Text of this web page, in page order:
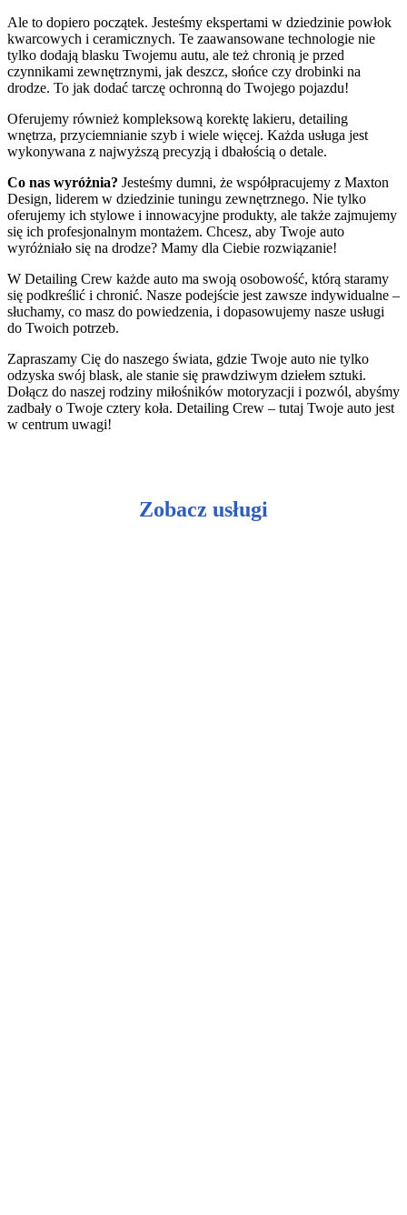
Ale to dopiero początek. Jesteśmy ekspertami w dziedzinie powłok
kwarcowych i ceramicznych. Te zaawansowane technologie nie
tylko dodają blasku Twojemu autu, ale też chronią je przed
czynnikami zewnętrznymi, jak deszcz, słońce czy drobinki na
drodze. To jak dodać tarczę ochronną do Twojego pojazdu!
Oferujemy również kompleksową korektę lakieru, detailing
wnętrza, przyciemnianie szyb i wiele więcej. Każda usługa jest
wykonywana z najwyższą precyzją i dbałością o detale.
Co nas wyróżnia? Jesteśmy dumni, że współpracujemy z Maxton
Design, liderem w dziedzinie tuningu zewnętrznego. Nie tylko
oferujemy ich stylowe i innowacyjne produkty, ale także zajmujemy
się ich profesjonalnym montażem. Chcesz, aby Twoje auto
wyróżniało się na drodze? Mamy dla Ciebie rozwiązanie!
W Detailing Crew każde auto ma swoją osobowość, którą staramy
się podkreślić i chronić. Nasze podejście jest zawsze indywidualne –
słuchamy, co masz do powiedzenia, i dopasowujemy nasze usługi
do Twoich potrzeb.
Zapraszamy Cię do naszego świata, gdzie Twoje auto nie tylko
odzyska swój blask, ale stanie się prawdziwym dziełem sztuki.
Dołącz do naszej rodziny miłośników motoryzacji i pozwól, abyśmy
zadbały o Twoje cztery koła. Detailing Crew – tutaj Twoje auto jest
w centrum uwagi!
Zobacz usługi